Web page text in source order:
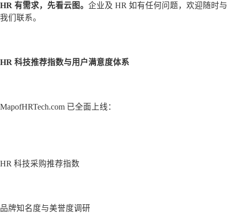
HR 有需求，先看云图。 企业及 HR 如有任何问题，欢迎随时与
我们联系。
HR 科技推荐指数与用户满意度体系
MapofHRTech.com 已全面上线：
HR 科技采购推荐指数
品牌知名度与美誉度调研